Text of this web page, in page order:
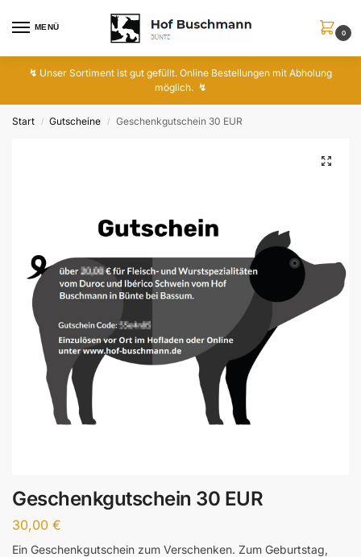
MENÜ
0
↯ Unser Sortiment ist gut gefüllt. Online Bestellungen mit Abholung
möglich. ↯
Start / Gutscheine / Geschenkgutschein 30 EUR
Geschenkgutschein 30 EUR
30,00 €
Ein Geschenkgutschein zum Verschenken. Zum Geburtstag,